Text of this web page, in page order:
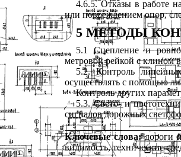
4.6.5. Отказы в работе
или повреждением опор,
5 МЕТОДЫ
5.1 Сцепление и
метровой рейкой с клином
5.2. Контроль
осуществлять с помощью
Контроль других
5.3. Свето- и
сигналов дорожных
Ключевые слова:дороги
видимость,технические